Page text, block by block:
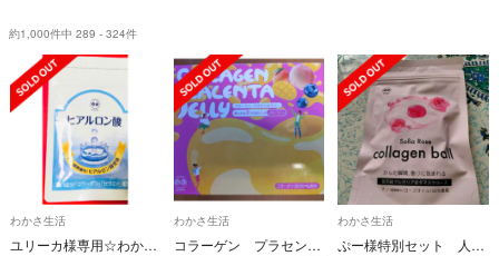
約1,000件中 289 - 324件
わかさ生活
ユリーカ様専用☆わかさ生活 ヒアルロン酸☆☆☆
わかさ生活
コラーゲン プラセンタ ゼリー わかさ生活
わかさ生活
ぷー様特別セット 人会う前に息スッキリ ソフィアローズコラーゲンボール